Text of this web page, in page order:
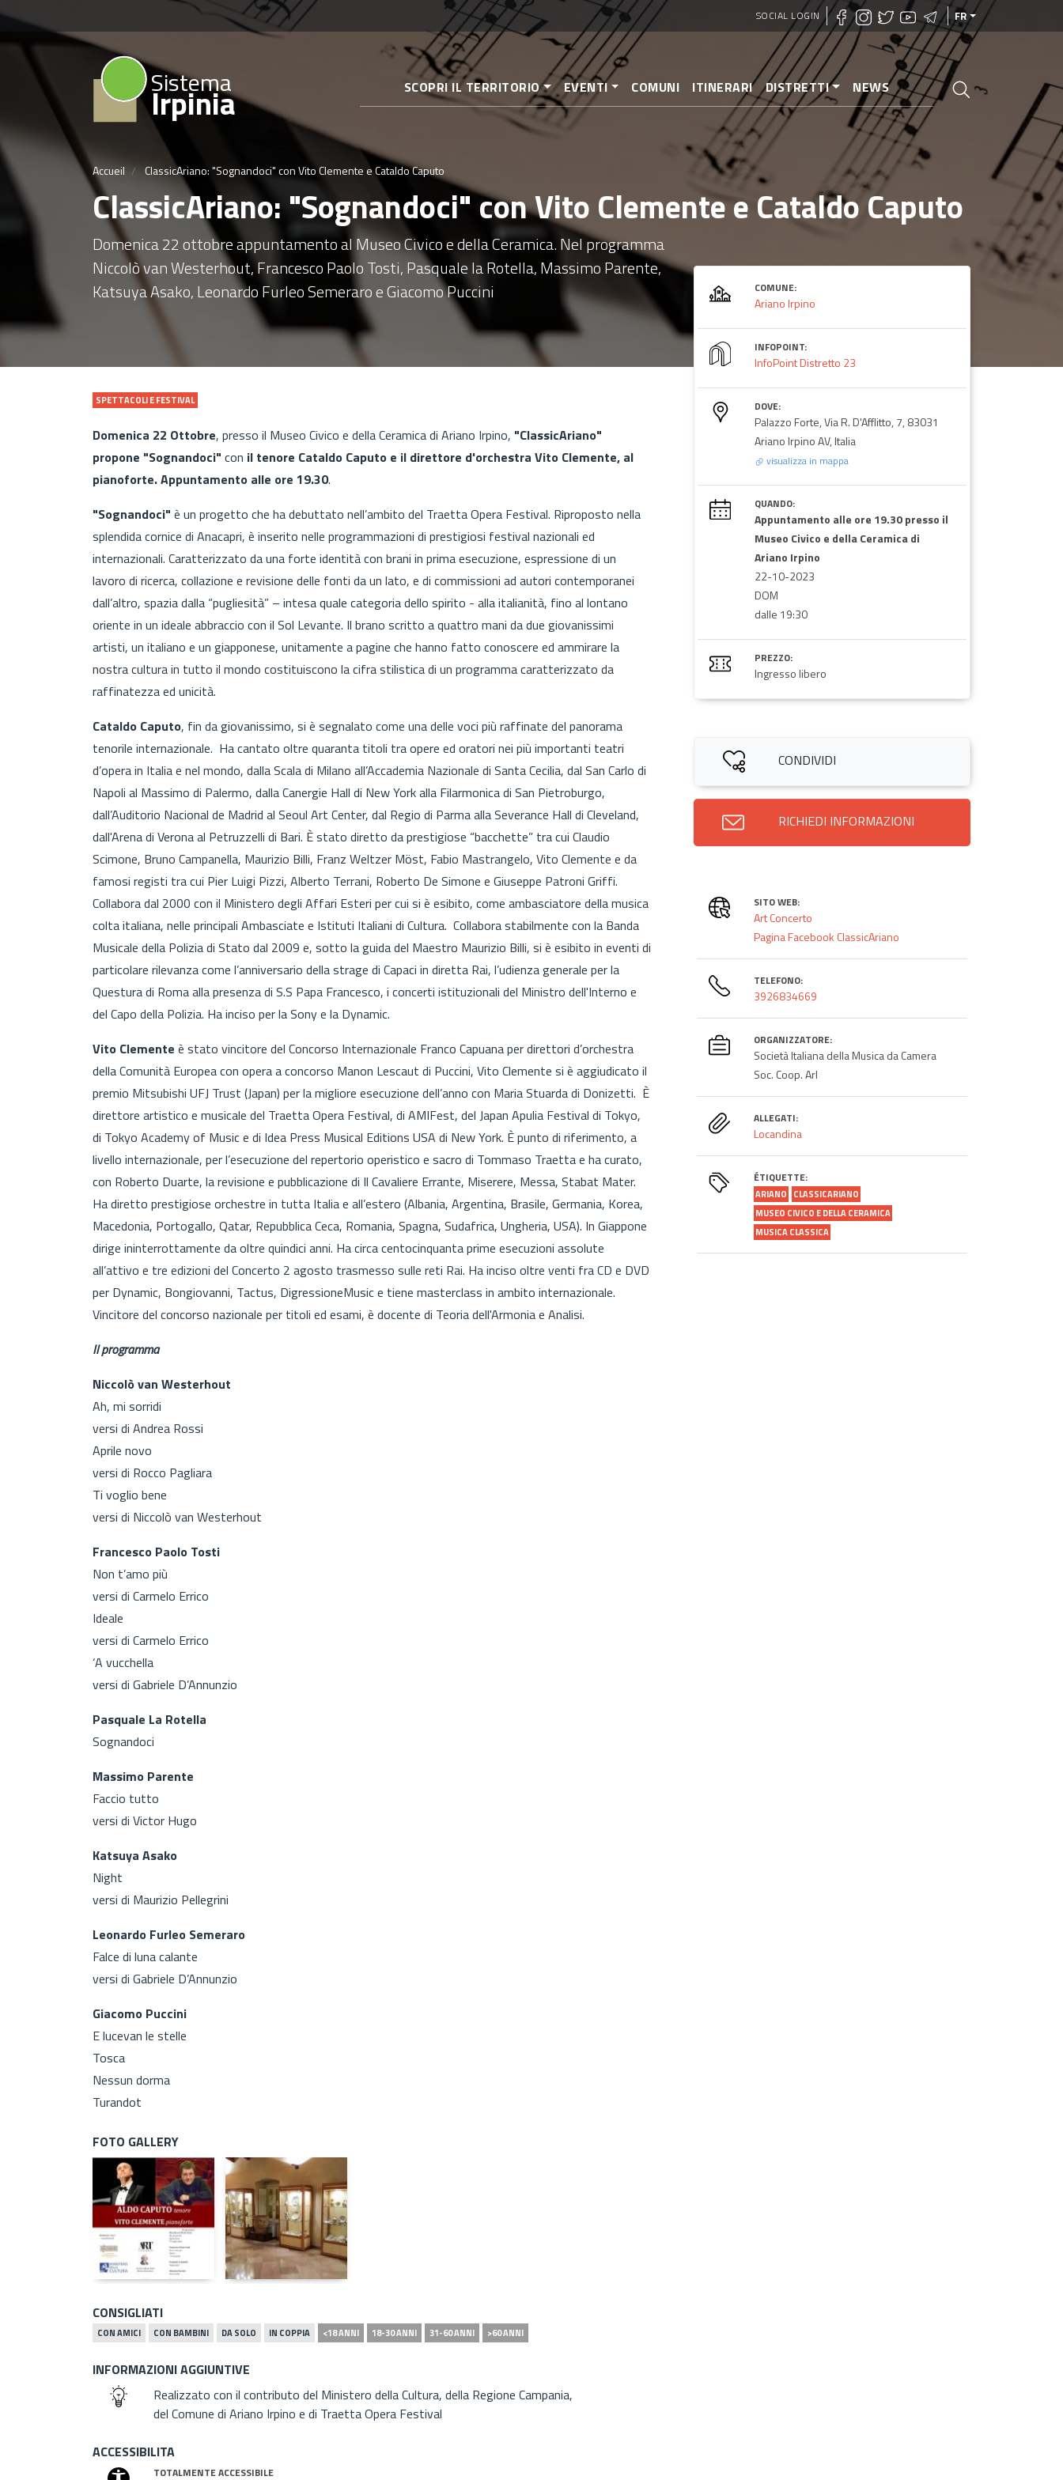
Aller
au
contenu
principal
SOCIAL LOGIN FR
Sistema
Irpinia SCOPRI IL TERRITORIO EVENTI COMUNI ITINERARI DISTRETTI NEWS
Accueil ClassicAriano: "Sognandoci" con Vito Clemente e Cataldo Caputo
ClassicAriano: "Sognandoci" con Vito Clemente e Cataldo Caputo
Domenica 22 ottobre appuntamento al Museo Civico e della Ceramica. Nel programma
Niccolò van Westerhout, Francesco Paolo Tosti, Pasquale la Rotella, Massimo Parente,
Katsuya Asako, Leonardo Furleo Semeraro e Giacomo Puccini
SPETTACOLI E FESTIVAL
Domenica 22 Ottobre, presso il Museo Civico e della Ceramica di Ariano Irpino, "ClassicAriano"
propone "Sognandoci" con il tenore Cataldo Caputo e il direttore d'orchestra Vito Clemente, al
pianoforte. Appuntamento alle ore 19.30.
"Sognandoci" è un progetto che ha debuttato nell’ambito del Traetta Opera Festival. Riproposto nella
splendida cornice di Anacapri, è inserito nelle programmazioni di prestigiosi festival nazionali ed
internazionali. Caratterizzato da una forte identità con brani in prima esecuzione, espressione di un
lavoro di ricerca, collazione e revisione delle fonti da un lato, e di commissioni ad autori contemporanei
dall’altro, spazia dalla “pugliesità” – intesa quale categoria dello spirito - alla italianità, fino al lontano
oriente in un ideale abbraccio con il Sol Levante. Il brano scritto a quattro mani da due giovanissimi
artisti, un italiano e un giapponese, unitamente a pagine che hanno fatto conoscere ed ammirare la
nostra cultura in tutto il mondo costituiscono la cifra stilistica di un programma caratterizzato da
raffinatezza ed unicità.
Cataldo Caputo, fin da giovanissimo, si è segnalato come una delle voci più raffinate del panorama
tenorile internazionale. Ha cantato oltre quaranta titoli tra opere ed oratori nei più importanti teatri
d’opera in Italia e nel mondo, dalla Scala di Milano all’Accademia Nazionale di Santa Cecilia, dal San Carlo di
Napoli al Massimo di Palermo, dalla Canergie Hall di New York alla Filarmonica di San Pietroburgo,
dall’Auditorio Nacional de Madrid al Seoul Art Center, dal Regio di Parma alla Severance Hall di Cleveland,
dall'Arena di Verona al Petruzzelli di Bari. È stato diretto da prestigiose “bacchette” tra cui Claudio
Scimone, Bruno Campanella, Maurizio Billi, Franz Weltzer Möst, Fabio Mastrangelo, Vito Clemente e da
famosi registi tra cui Pier Luigi Pizzi, Alberto Terrani, Roberto De Simone e Giuseppe Patroni Griffi.
Collabora dal 2000 con il Ministero degli Affari Esteri per cui si è esibito, come ambasciatore della musica
colta italiana, nelle principali Ambasciate e Istituti Italiani di Cultura. Collabora stabilmente con la Banda
Musicale della Polizia di Stato dal 2009 e, sotto la guida del Maestro Maurizio Billi, si è esibito in eventi di
particolare rilevanza come l’anniversario della strage di Capaci in diretta Rai, l’udienza generale per la
Questura di Roma alla presenza di S.S Papa Francesco, i concerti istituzionali del Ministro dell'Interno e
del Capo della Polizia. Ha inciso per la Sony e la Dynamic.
Vito Clemente è stato vincitore del Concorso Internazionale Franco Capuana per direttori d’orchestra
della Comunità Europea con opera a concorso Manon Lescaut di Puccini, Vito Clemente si è aggiudicato il
premio Mitsubishi UFJ Trust (Japan) per la migliore esecuzione dell’anno con Maria Stuarda di Donizetti. È
direttore artistico e musicale del Traetta Opera Festival, di AMIFest, del Japan Apulia Festival di Tokyo,
di Tokyo Academy of Music e di Idea Press Musical Editions USA di New York. È punto di riferimento, a
livello internazionale, per l’esecuzione del repertorio operistico e sacro di Tommaso Traetta e ha curato,
con Roberto Duarte, la revisione e pubblicazione di Il Cavaliere Errante, Miserere, Messa, Stabat Mater.
Ha diretto prestigiose orchestre in tutta Italia e all’estero (Albania, Argentina, Brasile, Germania, Korea,
Macedonia, Portogallo, Qatar, Repubblica Ceca, Romania, Spagna, Sudafrica, Ungheria, USA). In Giappone
dirige ininterrottamente da oltre quindici anni. Ha circa centocinquanta prime esecuzioni assolute
all’attivo e tre edizioni del Concerto 2 agosto trasmesso sulle reti Rai. Ha inciso oltre venti fra CD e DVD
per Dynamic, Bongiovanni, Tactus, DigressioneMusic e tiene masterclass in ambito internazionale.
Vincitore del concorso nazionale per titoli ed esami, è docente di Teoria dell'Armonia e Analisi.
Il programma
Niccolò van Westerhout
Ah, mi sorridi
versi di Andrea Rossi
Aprile novo
versi di Rocco Pagliara
Ti voglio bene
versi di Niccolò van Westerhout
Francesco Paolo Tosti
Non t’amo più
versi di Carmelo Errico
Ideale
versi di Carmelo Errico
‘A vucchella
versi di Gabriele D’Annunzio
Pasquale La Rotella
Sognandoci
Massimo Parente
Faccio tutto
versi di Victor Hugo
Katsuya Asako
Night
versi di Maurizio Pellegrini
Leonardo Furleo Semeraro
Falce di luna calante
versi di Gabriele D’Annunzio
Giacomo Puccini
E lucevan le stelle
Tosca
Nessun dorma
Turandot
FOTO GALLERY
CONSIGLIATI
CON AMICI CON BAMBINI DA SOLO IN COPPIA <18 ANNI 18-30 ANNI 31-60 ANNI >60 ANNI
INFORMAZIONI AGGIUNTIVE
Realizzato con il contributo del Ministero della Cultura, della Regione Campania,
del Comune di Ariano Irpino e di Traetta Opera Festival
ACCESSIBILITA
TOTALMENTE ACCESSIBILE
COMUNE:
Ariano Irpino
INFOPOINT:
InfoPoint Distretto 23
DOVE:
Palazzo Forte, Via R. D'Afflitto, 7, 83031
Ariano Irpino AV, Italia
visualizza in mappa
QUANDO:
Appuntamento alle ore 19.30 presso il
Museo Civico e della Ceramica di
Ariano Irpino
22-10-2023
DOM
dalle 19:30
PREZZO:
Ingresso libero
CONDIVIDI
RICHIEDI INFORMAZIONI
SITO WEB:
Art Concerto
Pagina Facebook ClassicAriano
TELEFONO:
3926834669
ORGANIZZATORE:
Società Italiana della Musica da Camera
Soc. Coop. Arl
ALLEGATI:
Locandina
ÉTIQUETTE:
ARIANO
CLASSICARIANO
MUSEO CIVICO E DELLA CERAMICA
MUSICA CLASSICA